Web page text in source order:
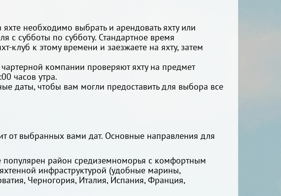
необходимо выбрать и арендовать яхту или
с субботы по субботу. Стандартное время
клуб к этому времени и заезжаете на яхту, затем
компании проверяют яхту на предмет
часов утра.
даты, чтобы вам могли предоставить для выбора все
от выбранных вами дат. Основные направления для
популярен район средиземноморья с комфортным
инфраструктурой (удобные марины,
Черногория, Италия, Испания, Франция,